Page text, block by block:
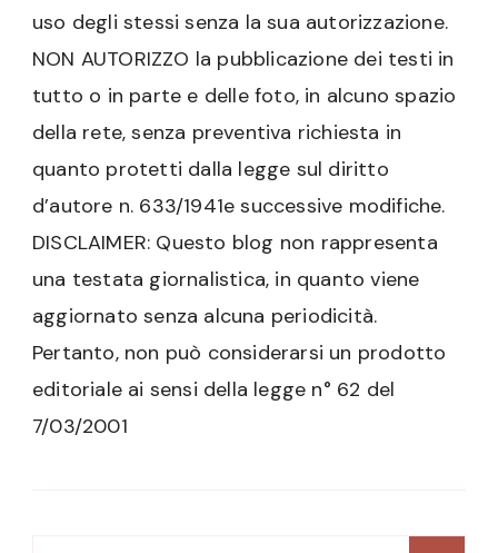
uso degli stessi senza la sua autorizzazione.
NON AUTORIZZO la pubblicazione dei testi in
tutto o in parte e delle foto, in alcuno spazio
della rete, senza preventiva richiesta in
quanto protetti dalla legge sul diritto
d’autore n. 633/1941e successive modifiche.
DISCLAIMER: Questo blog non rappresenta
una testata giornalistica, in quanto viene
aggiornato senza alcuna periodicità.
Pertanto, non può considerarsi un prodotto
editoriale ai sensi della legge n° 62 del
7/03/2001